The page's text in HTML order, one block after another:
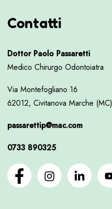
Contatti
Dottor Paolo Passaretti
Medico Chirurgo Odontoiatra
Via Montefogliano 16
62012, Civitanova Marche (MC)
passarettip@mac.com
0733 890325